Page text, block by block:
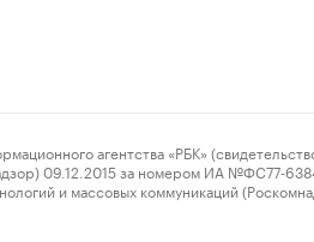
агентства «РБК»
09.12.2015 за номером ИА №ФС77-
и массовых коммуникаций